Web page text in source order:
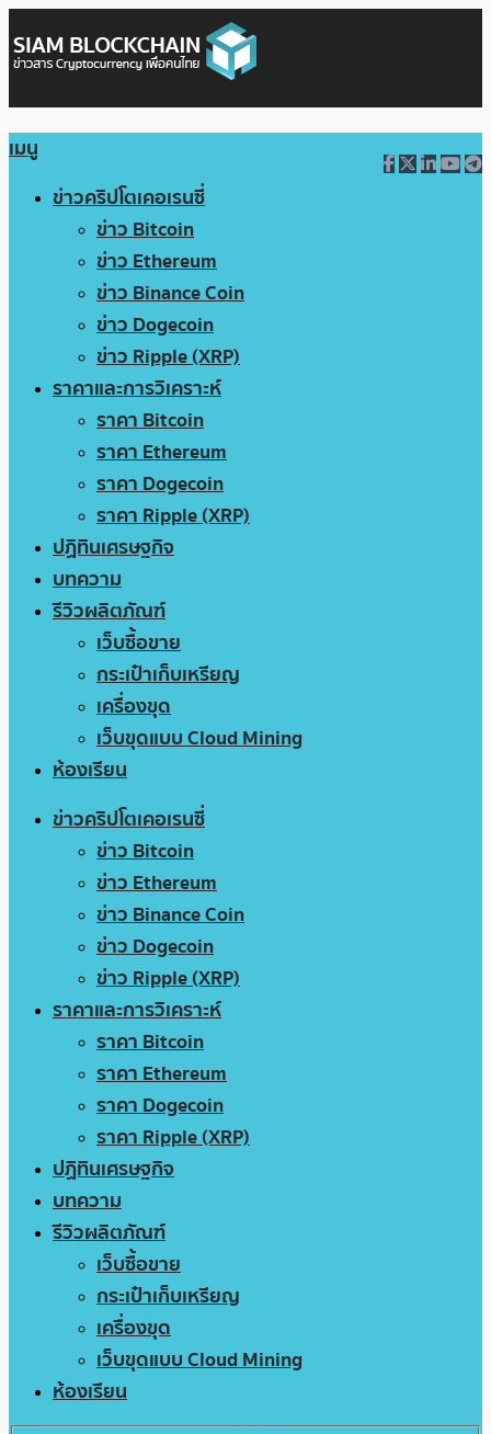
เมนู
ข่าวคริปโตเคอเรนซี่
ข่าว Bitcoin
ข่าว Ethereum
ข่าว Binance Coin
ข่าว Dogecoin
ข่าว Ripple (XRP)
ราคาและการวิเคราะห์
ราคา Bitcoin
ราคา Ethereum
ราคา Dogecoin
ราคา Ripple (XRP)
ปฏิทินเศรษฐกิจ
บทความ
รีวิวผลิตภัณฑ์
เว็บซื้อขาย
กระเป๋าเก็บเหรียญ
เครื่องขุด
เว็บขุดแบบ Cloud Mining
ห้องเรียน
ข่าวคริปโตเคอเรนซี่
ข่าว Bitcoin
ข่าว Ethereum
ข่าว Binance Coin
ข่าว Dogecoin
ข่าว Ripple (XRP)
ราคาและการวิเคราะห์
ราคา Bitcoin
ราคา Ethereum
ราคา Dogecoin
ราคา Ripple (XRP)
ปฏิทินเศรษฐกิจ
บทความ
รีวิวผลิตภัณฑ์
เว็บซื้อขาย
กระเป๋าเก็บเหรียญ
เครื่องขุด
เว็บขุดแบบ Cloud Mining
ห้องเรียน